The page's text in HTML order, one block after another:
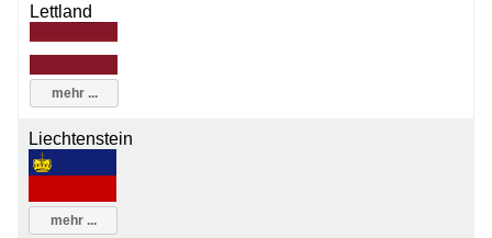
Lettland
mehr ...
Liechtenstein
mehr ...